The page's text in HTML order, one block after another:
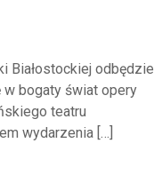
Białostockiej odbędzie
bogaty świat opery
teatru
wydarzenia […]